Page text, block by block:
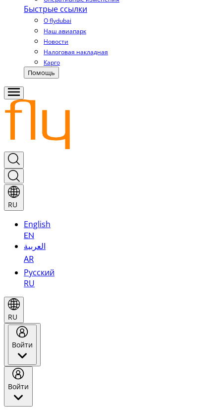
Быстрые ссылки
О flydubai
Наш авиапарк
Новости
Налоговая накладная
Карго
Помощь
RU
English
EN
العربية
AR
Русский
RU
RU
Войти
Войти